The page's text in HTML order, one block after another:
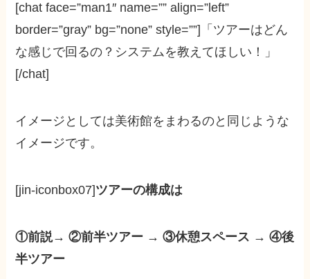
[chat face=”man1″ name=”” align=”left”
border=”gray” bg=”none” style=””]「ツアーはどん
な感じで回るの？システムを教えてほしい！」
[/chat]
イメージとしては美術館をまわるのと同じような
イメージです。
[jin-iconbox07]ツアーの構成は
①前説→ ②前半ツアー → ③休憩スペース → ④後
半ツアー